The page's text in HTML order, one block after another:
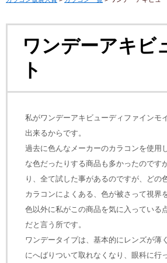
ワンデーアキビ
ト
私がワンデーアキビューディファインモ
出来るからです。
過去に色んなメーカーのカラコンを使用
な色だったりする商品も多かったのです
り、全て試した事があるのですが、ど
カラコンによくある、色が被さって視界
色以外に私がこの商品を気に入っている
だと言う所です。
ワンデータイプは、基本的にレンズが薄
にへばりついて取れなくなり、眼科に行